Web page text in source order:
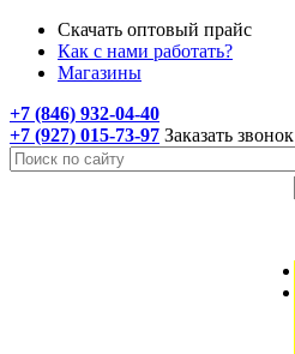
Скачать оптовый прайс
Как с нами работать?
Магазины
+7 (846) 932-04-40
+7 (927) 015-73-97 Заказать звонок